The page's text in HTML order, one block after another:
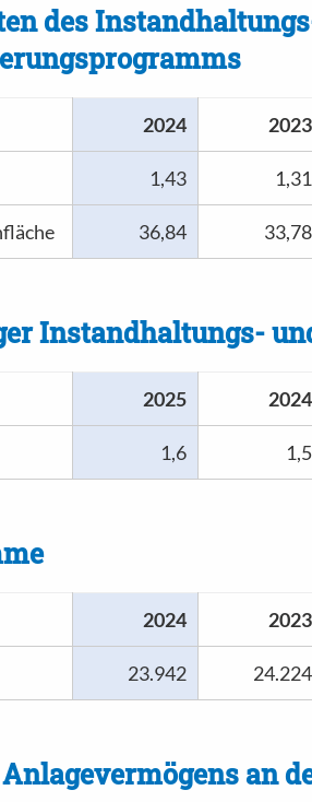
des
2024 2023
1,43 1,31
36,84 33,78
Instandhaltungs-
2025 2024
1,6 1,5
2024 2023
23.942 24.224
an